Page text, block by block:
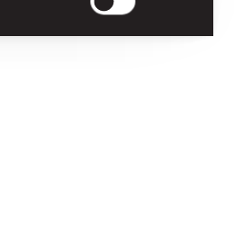
ordentligt uden disse cookies.